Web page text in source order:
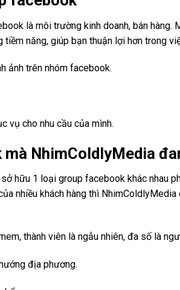
là môi trường kinh doanh, bán hàng.
năng, giúp bạn thuận lợi hơn trong
ảnh trên nhóm facebook.
vụ cho nhu cầu của mình.
NhimColdlyMedia
hữu 1 loại group facebook khác nhau
nhiều khách hàng thì
thành viên là ngẫu nhiên, đa số là
địa phương.